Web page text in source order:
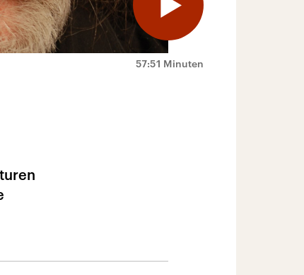
57:51 Minuten